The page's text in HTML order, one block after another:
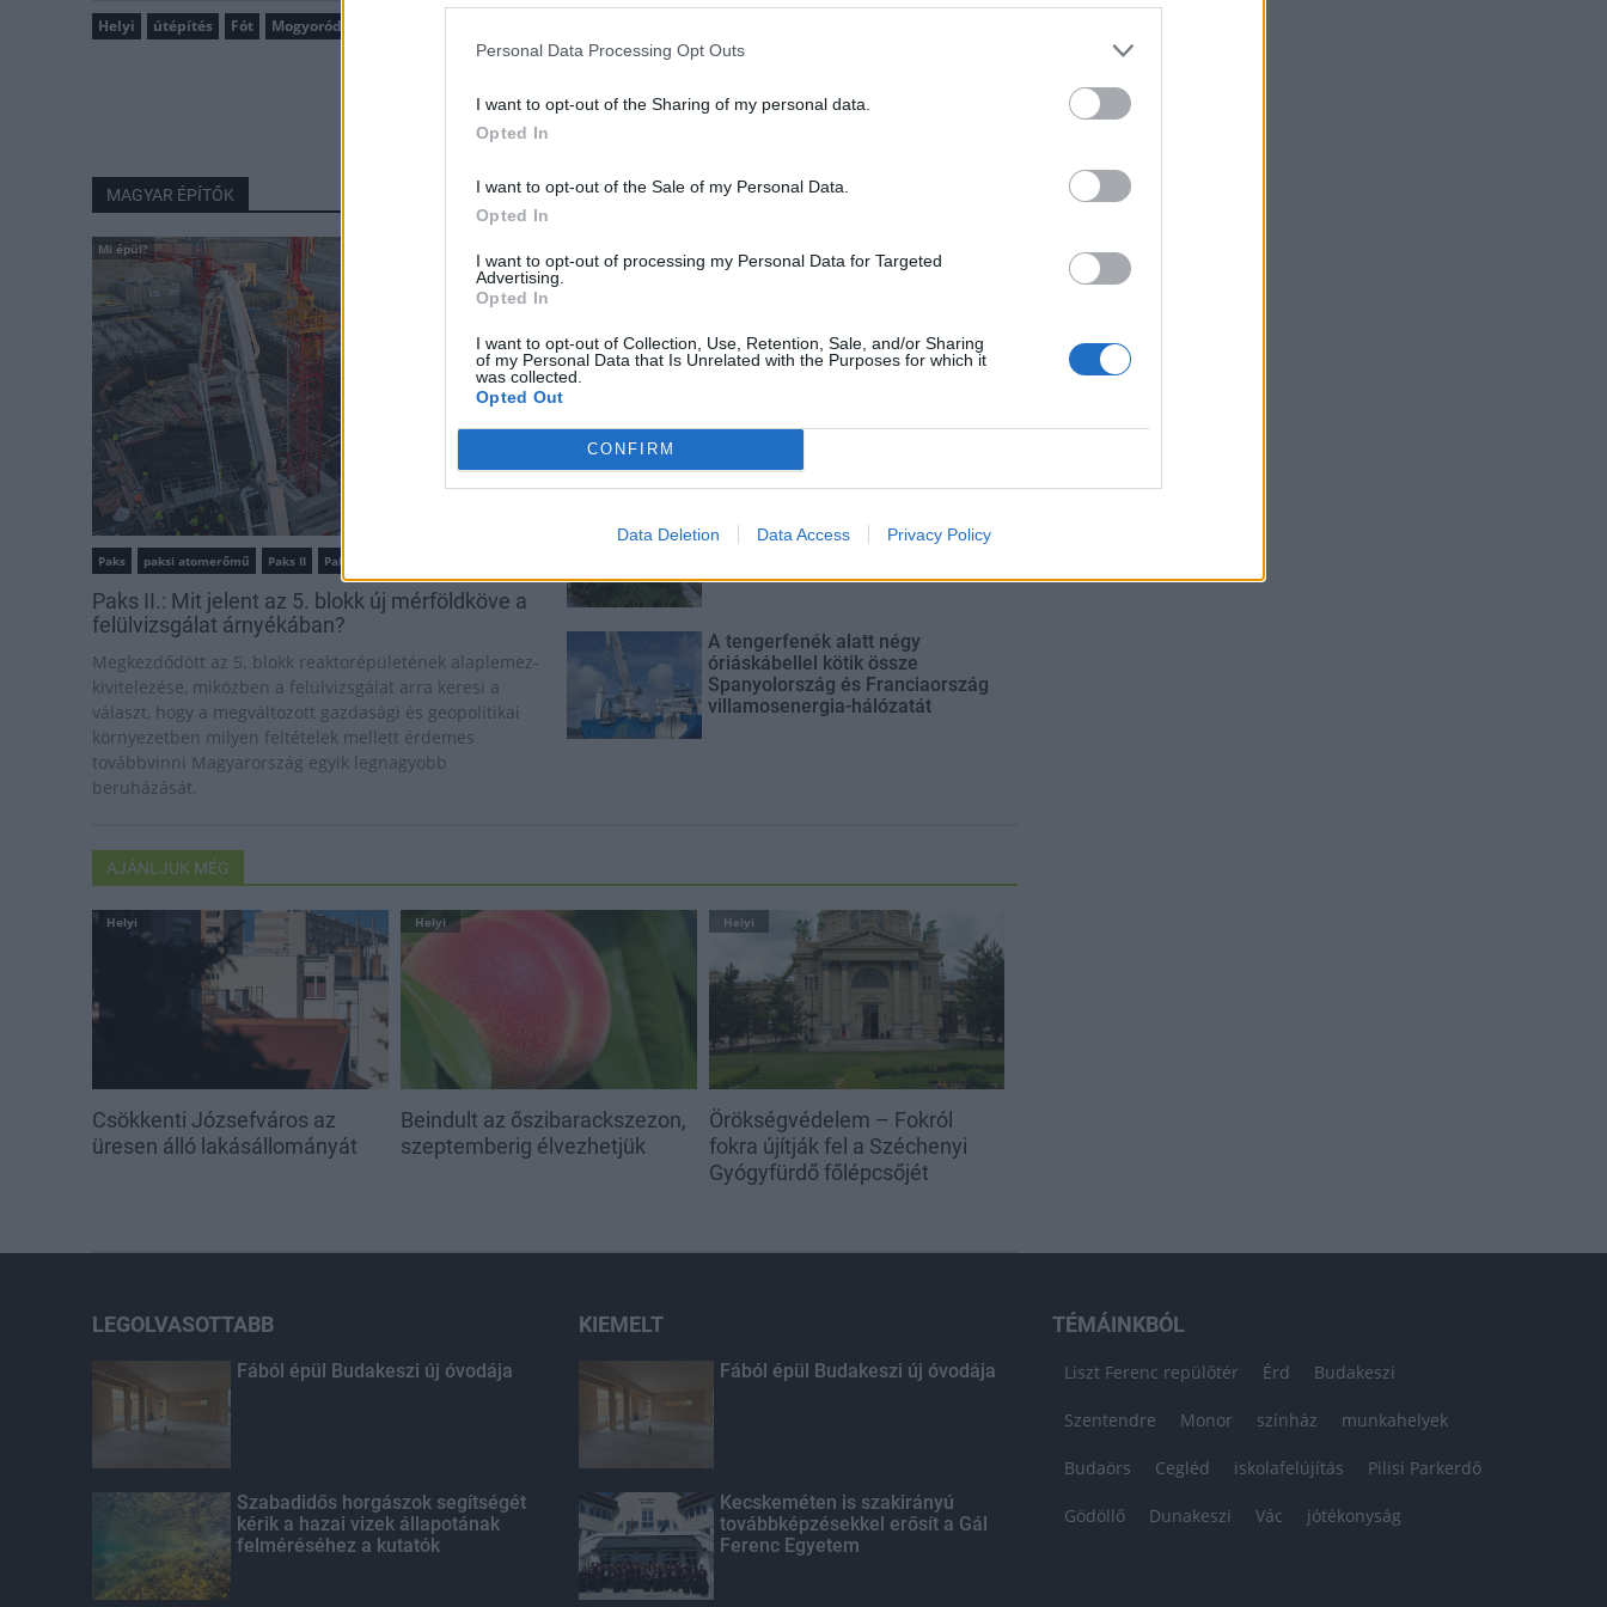
Personal Data Processing Opt Outs
I want to opt-out of the Sharing of my personal data.
Opted In
I want to opt-out of the Sale of my Personal Data.
Opted In
I want to opt-out of processing my Personal Data for Targeted
Advertising.
Opted In
I want to opt-out of Collection, Use, Retention, Sale, and/or Sharing
of my Personal Data that Is Unrelated with the Purposes for which it
was collected.
Opted Out
CONFIRM
Data Deletion Data Access Privacy Policy
Helyi útépítés Fót Mogyoród
MAGYAR ÉPÍTŐK
Mi épül?
Paks paksi atomerőmű Paks II Paks II. Atomerőmű Zrt.
Paks II.: Mit jelent az 5. blokk új mérföldköve a
felülvizsgálat árnyékában?
Megkezdődött az 5. blokk reaktorépületének alaplemez-
kivitelezése, miközben a felülvizsgálat arra keresi a
választ, hogy a megváltozott gazdasági és geopolitikai
környezetben milyen feltételek mellett érdemes
továbbvinni Magyarország egyik legnagyobb
beruházását.
közelében lévő logisztikai bázis út-
készül Mohács a csata ötszázadik
A tengerfenék alatt négy
óriáskábellel kötik össze
Spanyolország és Franciaország
villamosenergia-hálózatát
AJÁNLJUK MÉG
Helyi
Csökkenti Józsefváros az
üresen álló lakásállományát
Helyi
Beindult az őszibarackszezon,
szeptemberig élvezhetjük
Helyi
Örökségvédelem – Fokról
fokra újítják fel a Széchenyi
Gyógyfürdő főlépcsőjét
LEGOLVASOTTABB
Fából épül Budakeszi új óvodája
Szabadidős horgászok segítségét
kérik a hazai vizek állapotának
felméréséhez a kutatók
KIEMELT
Fából épül Budakeszi új óvodája
Kecskeméten is szakirányú
továbbképzésekkel erősít a Gál
Ferenc Egyetem
TÉMÁINKBÓL
Liszt Ferenc repülőtér Érd Budakeszi
Szentendre Monor színház munkahelyek
Budaörs Cegléd iskolafelújítás Pilisi Parkerdő
Gödöllő Dunakeszi Vác jótékonyság